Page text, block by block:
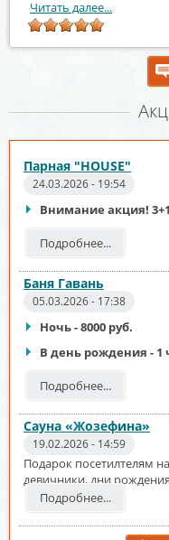
Читать далее...
Парная "HOUSE"
24.03.2026 - 19:54
Внимание акция! 3+1
Подробнее...
Баня Гавань
05.03.2026 - 17:38
Ночь - 8000 руб.
В день рождения - 1
Подробнее...
Сауна «Жозефина»
19.02.2026 - 14:59
Подарок посетилтелям
девичники, дни
Подробнее...